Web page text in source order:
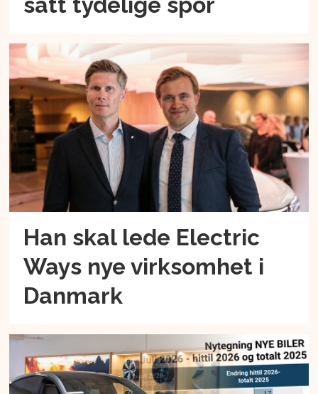
Han skal lede Electric
Ways nye virksomhet i
Danmark